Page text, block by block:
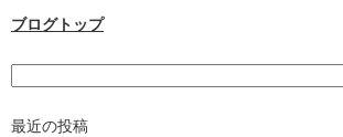
ブログトップ
最近の投稿